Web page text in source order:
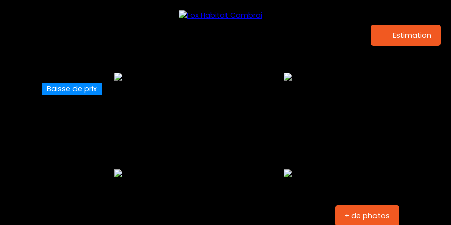
Estimation
Baisse de prix
+ de photos